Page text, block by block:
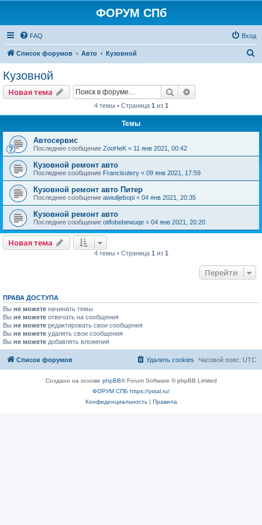
ФОРУМ СПб
FAQ Вход
Список форумов Авто Кузовной
Кузовной
Новая тема Поиск
4 темы • Страница 1 из 1
Темы
Автосервис
Последнее сообщение ZooHeK « 11 янв 2021, 00:42
Кузовной ремонт авто
Последнее сообщение Francisutery « 09 янв 2021, 17:59
Кузовной ремонт авто Питер
Последнее сообщение awiulijebopi « 04 янв 2021, 20:35
Кузовной ремонт авто
Последнее сообщение otifobebewuqe « 04 янв 2021, 20:20
Новая тема
4 темы • Страница 1 из 1
Перейти
ПРАВА ДОСТУПА
Вы не можете начинать темы
Вы не можете отвечать на сообщения
Вы не можете редактировать свои сообщения
Вы не можете удалять свои сообщения
Вы не можете добавлять вложения
Список форумов Часовой пояс: UTC
Удалить cookies
Создано на основе phpBB® Forum Software © phpBB Limited
ФОРУМ СПБ https://ystal.ru/
Конфиденциальность| Правила